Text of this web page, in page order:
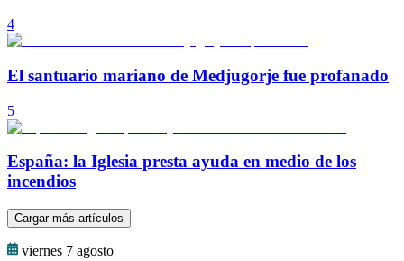
4
El santuario mariano de Medjugorje fue profanado
5
España: la Iglesia presta ayuda en medio de los
incendios
Cargar más artículos
viernes 7 agosto